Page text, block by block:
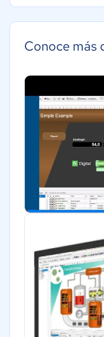
Salud
Manufactura
Conoce más